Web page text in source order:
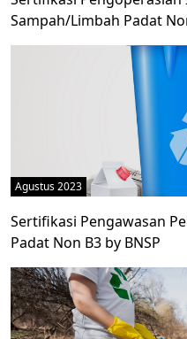
Sampah/Limbah Padat
Agustus 2023
Sertifikasi Pengawasan
Padat Non B3 by BNSP